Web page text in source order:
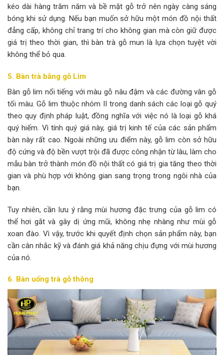
kéo dài hàng trăm năm và bề mặt gỗ trở nên ngày càng sáng
bóng khi sử dụng. Nếu bạn muốn sở hữu một món đồ nội thất
đẳng cấp, không chỉ trang trí cho không gian mà còn giữ được
giá trị theo thời gian, thì bàn trà gỗ mun là lựa chọn tuyệt vời
không thể bỏ qua.
5. Bàn trà bằng gỗ Lim
Bàn gỗ lim nổi tiếng với màu gỗ nâu đậm và các đường vân gỗ
tối màu. Gỗ lim thuộc nhóm II trong danh sách các loại gỗ quý
theo quy định pháp luật, đồng nghĩa với việc nó là loại gỗ khá
quý hiếm. Vì tính quý giá này, giá trị kinh tế của các sản phẩm
bàn này rất cao. Ngoài những ưu điểm này, gỗ lim còn sở hữu
độ cứng và độ bền vượt trội đã được công nhận từ lâu, làm cho
mẫu bàn trở thành món đồ nội thất có giá trị gia tăng theo thời
gian và phù hợp với không gian sang trọng trong ngôi nhà của
bạn.
Tuy nhiên, cần lưu ý rằng mùi hương đặc trưng của gỗ lim có
thể hơi gắt và gây dị ứng mũi, không nhẹ nhàng như mùi gỗ
xoan đào. Vì vậy, trước khi quyết định chọn sản phẩm này, bạn
cần cân nhắc kỹ và đánh giá khả năng chịu đựng với mùi hương
của nó.
6. Bàn uống trà gỗthông